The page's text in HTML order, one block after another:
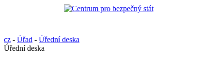
cz - Úřad - Úřední deska
Úřední deska